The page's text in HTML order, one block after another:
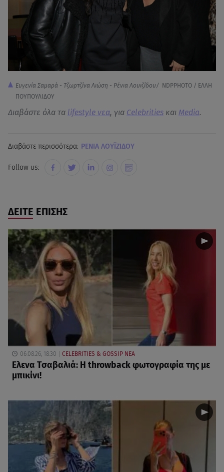
Ευγενία Σαμαρά - Τζωρτζίνα Λιώση - Ρένια Λουιζίδου/ NDPPHOTO / ΕΛΛΗ
ΠΟΥΠΟΥΛΙΔΟΥ
Διαβάστε όλα τα lifestyle νεα, για Celebrities και Media.
Διαβάστε περισσότερα: ΡΕΝΙΑ ΛΟΥΪΖΙΔΟΥ
Follow us:
ΔΕΙΤΕ ΕΠΙΣΗΣ
06.08.26, 18:30 CELEBRITIES & GOSSIP ΝΕΑ
Ελενα Τσαβαλιά: Η throwback φωτογραφία της με
μπικίνι!